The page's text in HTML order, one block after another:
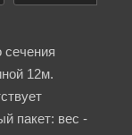
сечения
12м.
пакет: вес -